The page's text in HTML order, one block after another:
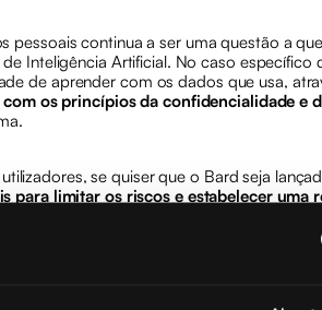
pessoais continua a ser uma questão a
Inteligência Artificial. No caso
de aprender com os dados que usa,
os princípios da confidencialidade e
se quiser que o Bard seja
limitar os riscos e estabelecer uma
a 10 de julho de 2023, de adotar uma
nos EUA. É por isso que a proteção